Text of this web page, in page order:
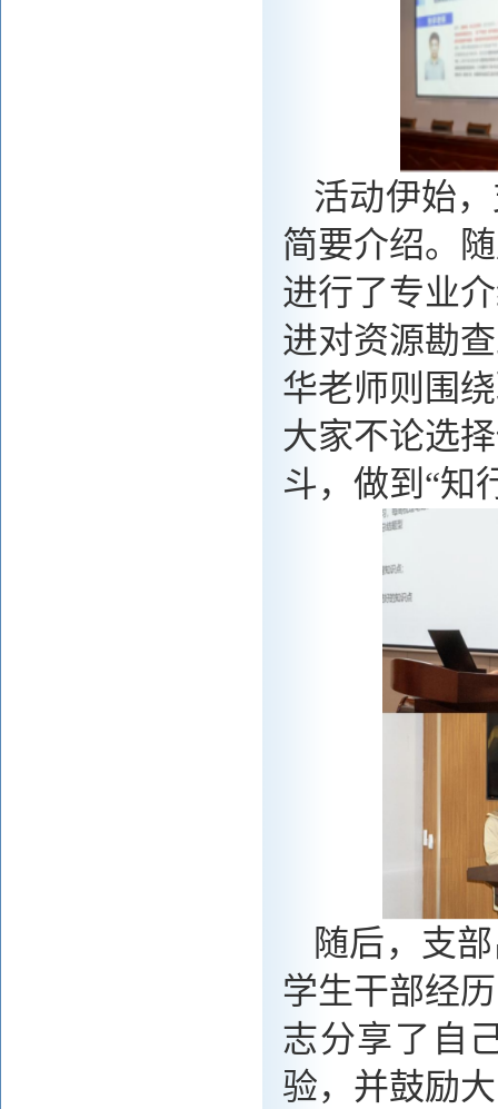
活动伊始
简要介绍。
进行了专业
进对资源勘
华老师则围
大家不论选
斗，做到 “知
随后，支
学生干部经
志分享了自
验，并鼓励